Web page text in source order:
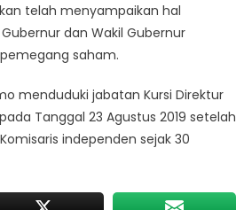
telah menyampaikan hal
dan Wakil Gubernur
saham.
menduduki jabatan Kursi Direktur
Tanggal 23 Agustus 2019 setelah
independen sejak 30